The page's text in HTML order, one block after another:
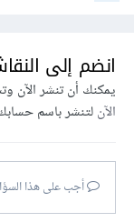
انضم إلى
يمكنك أن تنشر الآن
الآنلتنشر باسم
أجب على هذا